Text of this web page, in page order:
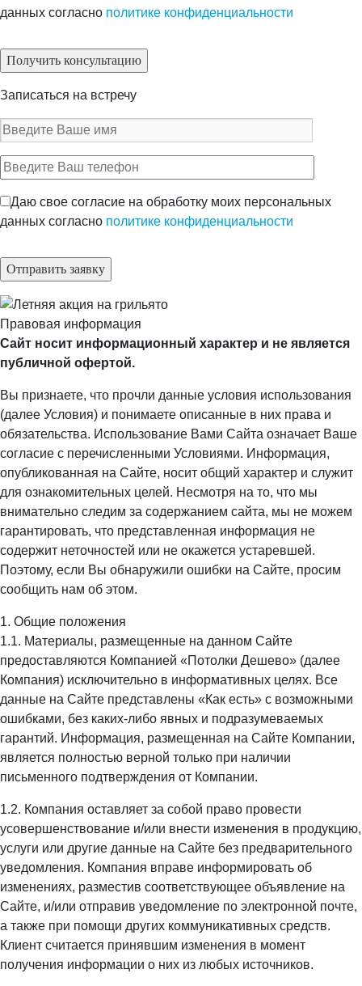
данных согласно политике конфиденциальности
Записаться на встречу
Даю свое согласие на обработку моих персональных
данных согласно политике конфиденциальности
Правовая информация
Сайт носит информационный характер и не является
публичной офертой.
Вы признаете, что прочли данные условия использования
(далее Условия) и понимаете описанные в них права и
обязательства. Использование Вами Сайта означает Ваше
согласие с перечисленными Условиями. Информация,
опубликованная на Сайте, носит общий характер и служит
для ознакомительных целей. Несмотря на то, что мы
внимательно следим за содержанием сайта, мы не можем
гарантировать, что представленная информация не
содержит неточностей или не окажется устаревшей.
Поэтому, если Вы обнаружили ошибки на Сайте, просим
сообщить нам об этом.
1. Общие положения
1.1. Материалы, размещенные на данном Сайте
предоставляются Компанией «Потолки Дешево» (далее
Компания) исключительно в информативных целях. Все
данные на Сайте представлены «Как есть» с возможными
ошибками, без каких-либо явных и подразумеваемых
гарантий. Информация, размещенная на Сайте Компании,
является полностью верной только при наличии
письменного подтверждения от Компании.
1.2. Компания оставляет за собой право провести
усовершенствование и/или внести изменения в продукцию,
услуги или другие данные на Сайте без предварительного
уведомления. Компания вправе информировать об
изменениях, разместив соответствующее объявление на
Сайте, и/или отправив уведомление по электронной почте,
а также при помощи других коммуникативных средств.
Клиент считается принявшим изменения в момент
получения информации о них из любых источников.